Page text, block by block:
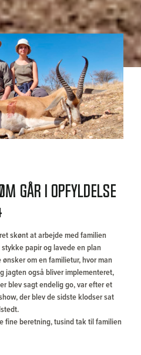
går i opfyldelse
skønt at arbejde med familien
papir og lavede en plan
om en familietur, hvor man
jagten også bliver implementeret,
blev sagt endelig go, var efter et
der blev de sidste klodser sat
fine beretning, tusind tak til familien